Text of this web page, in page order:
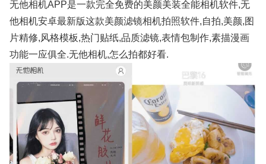
无他相机APP是一款完全免费的美颜美装全能相机软件,无
他相机安卓最新版这款美颜滤镜相机拍照软件,自拍,美颜,图
片精修,风格模板,热门贴纸,品质滤镜,表情包制作,素描漫画
功能一应俱全.无他相机,怎么拍都好看.